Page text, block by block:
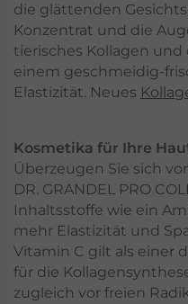
die glättenden
Konzentrat und die
tierisches Kollagen
einem geschmeidig-
Elastizität. Neues
Kosmetika für Ihre
Überzeugen Sie sich
DR. GRANDEL PRO
Inhaltsstoffe wie ein
mehr Elastizität und
Vitamin C gilt als einer
für die
zugleich vor freien